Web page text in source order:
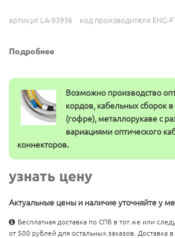
артикул LA-93936 код производителя ENG-
Подробнее
Возможно производство
кордов, кабельных сборок
(гофре), металлорукаве с
вариациями оптического
коннекторов.
узнать цену
Актуальные цены и наличие уточняйте у
Бесплатная доставка по СПб в тот же или
от 500 рублей для остальных заказов. Доставка